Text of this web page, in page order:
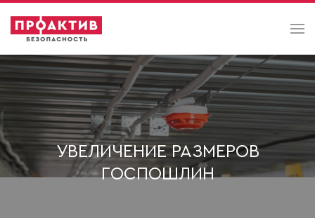
УВЕЛИЧЕНИЕ РАЗМЕРОВ
ГОСПОШЛИН